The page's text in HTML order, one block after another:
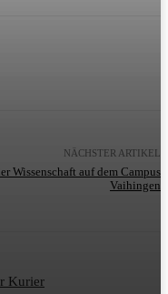
NÄCHSTER ARTIKEL
Wissenschaft auf dem Campus
Vaihingen
Kurier